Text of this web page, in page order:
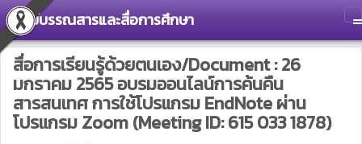
ศูนย์บรรณสารและสื่อการศึกษา
สื่อการเรียนรู้ด้วยตนเอง/Document : 26
มกราคม 2565 อบรมออนไลน์การค้นคืน
สารสนเทศ การใช้โปรแกรม EndNote ผ่าน
โปรแกรม Zoom (Meeting ID: 615 033 1878)